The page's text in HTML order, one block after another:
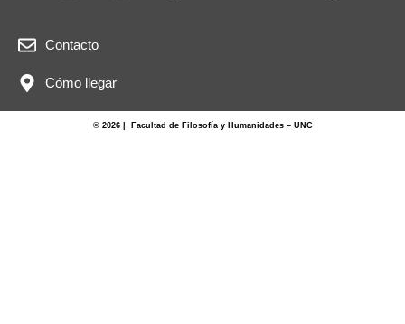
Contacto
Cómo llegar
© 2026 | Facultad de Filosofía y Humanidades – UNC